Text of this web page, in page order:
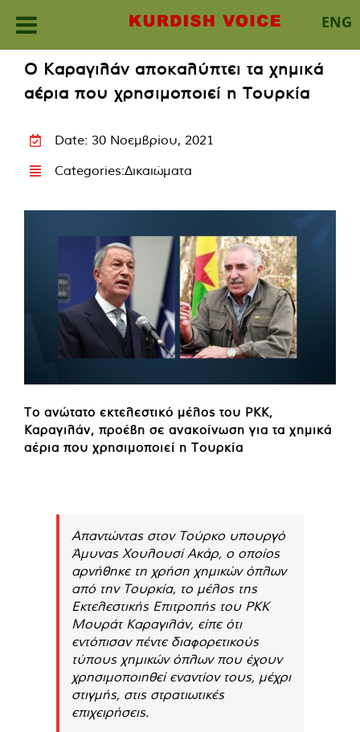
ENG
content
Ο Καραγιλάν αποκαλύπτει τα χημικά
αέρια που χρησιμοποιεί η Τουρκία
Date: 30 Νοεμβρίου, 2021
Categories:Δικαιώματα
Το ανώτατο εκτελεστικό μέλος του PKK,
Καραγιλάν, προέβη σε ανακοίνωση για τα χημικά
αέρια που χρησιμοποιεί η Τουρκία
Απαντώντας στον Τούρκο υπουργό
Άμυνας Χουλουσί Ακάρ, ο οποίος
αρνήθηκε τη χρήση χημικών όπλων
από την Τουρκία, το μέλος της
Εκτελεστικής Επιτροπής του ΡΚΚ
Μουράτ Καραγιλάν, είπε ότι
εντόπισαν πέντε διαφορετικούς
τύπους χημικών όπλων που έχουν
χρησιμοποιηθεί εναντίον τους, μέχρι
στιγμής, στις στρατιωτικές
επιχειρήσεις.